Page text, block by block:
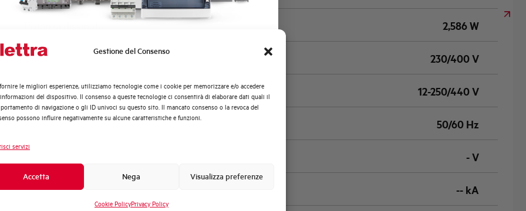
Gestione del Consenso
le migliori esperienze, utilizziamo tecnologie come i cookie per memorizzare e/o accedere
del dispositivo. Il consenso a queste tecnologie ci consentirà di elaborare dati quali il
di navigazione o gli ID univoci su questo sito. Il mancato consenso o la revoca del
possono influire negativamente su alcune caratteristiche e funzioni.
servizi
Accetta Nega Visualizza preferenze
Cookie PolicyPrivacy Policy
2,586 W
Tensione nominale Ue AC 230/400 V
Tensione di impiego min-max AC 12-250/440 V
Frequenza 50/60 Hz
- V
Capacità di rottura EN60947-2 Icu a 400V -- kA
Quali argomenti ti interessano di più?
Automazione Industriale
Fotovoltaico
Sistema Quadri
Formazione tecnica